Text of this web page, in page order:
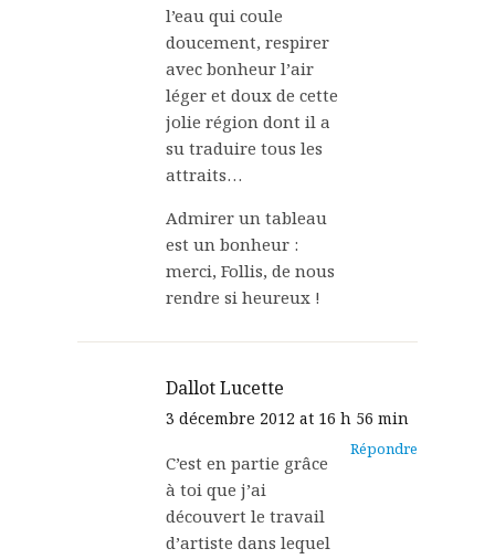
l’eau qui coule
doucement, respirer
avec bonheur l’air
léger et doux de cette
jolie région dont il a
su traduire tous les
attraits…
Admirer un tableau
est un bonheur :
merci, Follis, de nous
rendre si heureux !
Dallot Lucette
3 décembre 2012 at 16 h 56 min
Répondre
C’est en partie grâce
à toi que j’ai
découvert le travail
d’artiste dans lequel